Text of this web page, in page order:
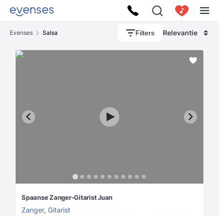
Evenses Salsa Filters Relevantie
Spaanse Zanger-Gitarist Juan
Zanger, Gitarist